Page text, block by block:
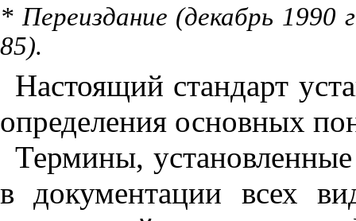
* Переиздание (декабрь
85).
Настоящий стандарт
определения основных
Термины,
в документации всех